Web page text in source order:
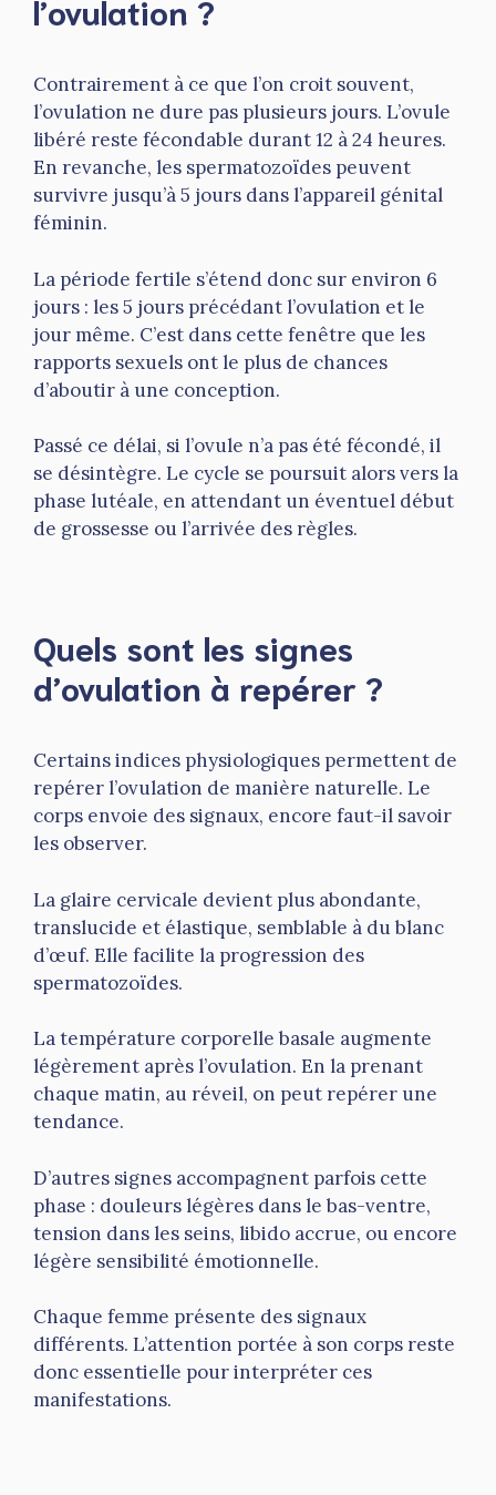
l’ovulation ?
Contrairement à ce que l’on croit souvent,
l’ovulation ne dure pas plusieurs jours. L’ovule
libéré reste fécondable durant 12 à 24 heures.
En revanche, les spermatozoïdes peuvent
survivre jusqu’à 5 jours dans l’appareil génital
féminin.
La période fertile s’étend donc sur environ 6
jours : les 5 jours précédant l’ovulation et le
jour même. C’est dans cette fenêtre que les
rapports sexuels ont le plus de chances
d’aboutir à une conception.
Passé ce délai, si l’ovule n’a pas été fécondé, il
se désintègre. Le cycle se poursuit alors vers la
phase lutéale, en attendant un éventuel début
de grossesse ou l’arrivée des règles.
Quels sont les signes
d’ovulation à repérer ?
Certains indices physiologiques permettent de
repérer l’ovulation de manière naturelle. Le
corps envoie des signaux, encore faut-il savoir
les observer.
La glaire cervicale devient plus abondante,
translucide et élastique, semblable à du blanc
d’œuf. Elle facilite la progression des
spermatozoïdes.
La température corporelle basale augmente
légèrement après l’ovulation. En la prenant
chaque matin, au réveil, on peut repérer une
tendance.
D’autres signes accompagnent parfois cette
phase : douleurs légères dans le bas-ventre,
tension dans les seins, libido accrue, ou encore
légère sensibilité émotionnelle.
Chaque femme présente des signaux
différents. L’attention portée à son corps reste
donc essentielle pour interpréter ces
manifestations.